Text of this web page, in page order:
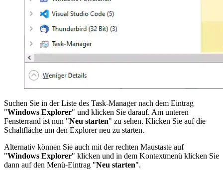
Suchen Sie in der Liste des Task-Manager nach dem Eintrag
"Windows Explorer" und klicken Sie darauf. Am unteren
Fensterrand ist nun "Neu starten" zu sehen. Klicken Sie auf die
Schaltfläche um den Explorer neu zu starten.
Alternativ können Sie auch mit der rechten Maustaste auf
"Windows Explorer" klicken und in dem Kontextmenü klicken Sie
dann auf den Menü-Eintrag "Neu starten".